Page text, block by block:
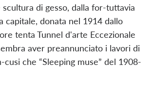
di gesso, dalla for-tuttavia
capitale, donata nel 1914 dallo
tenta Tunnel d'arte Eccezionale
aver preannunciato i lavori di
che “Sleeping muse” del 1908-